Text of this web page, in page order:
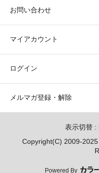
お問い合わせ
マイアカウント
ログイン
メルマガ登録・解除
表示切替 :
Copyright(C) 2009-
Powered By